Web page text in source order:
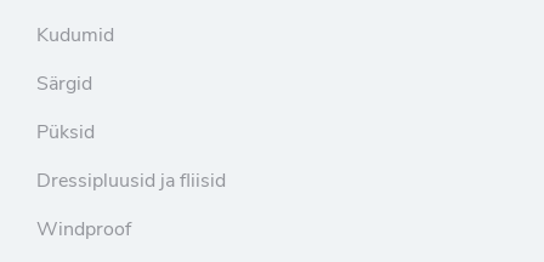
Kudumid
Särgid
Püksid
Dressipluusid ja fliisid
Windproof